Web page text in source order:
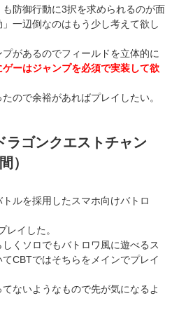
も防御行動に3択を求められるのが面
一辺倒なのはもう少し考えて欲し
があるのでフィールドを立体的に
ゲーはジャンプを必須で実装して欲
ので余裕があればプレイしたい。
ラゴンクエストチャン
）
ルを採用したスマホ向けバトロ
レイした。
くソロでもバトロワ風に遊べるス
CBTではそちらをメインでプレイ
ないようなもので先が気になるよ